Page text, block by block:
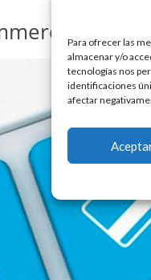
Para ofrecer las
almacenar y/o
tecnologías nos
identificaciones
afectar
en